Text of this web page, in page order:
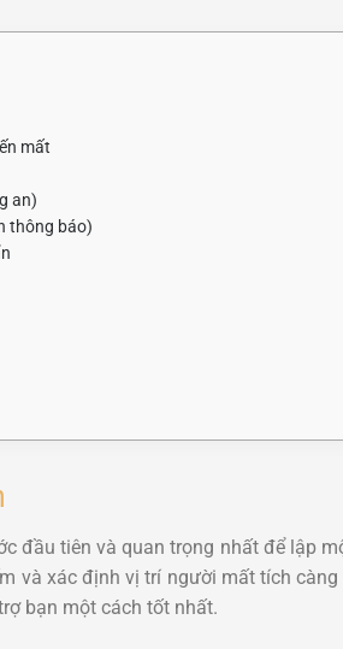
mất
an)
thông báo)
đầu tiên và quan trọng nhất để lập
và xác định vị trí người mất tích
bạn một cách tốt nhất.